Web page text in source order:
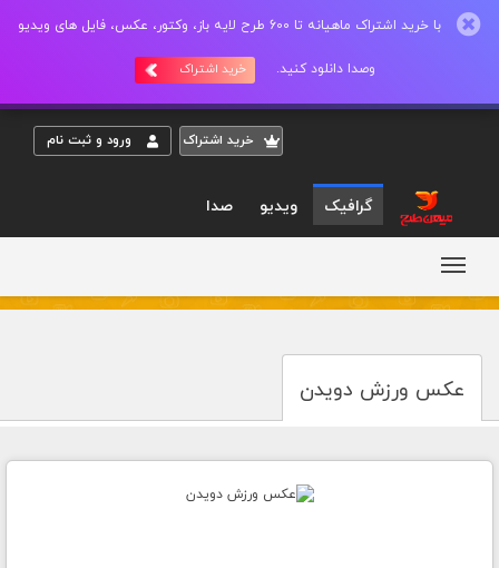
با خرید اشتراک ماهیانه تا 600 طرح لایه باز، وکتور، عکس، فایل های ویدیو
وصدا دانلود کنید. خرید اشتراک
خريد اشتراک ورود و ثبت نام
گرافیک ویدیو صدا
عکس ورزش دویدن